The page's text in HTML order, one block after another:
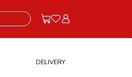
DELIVERY